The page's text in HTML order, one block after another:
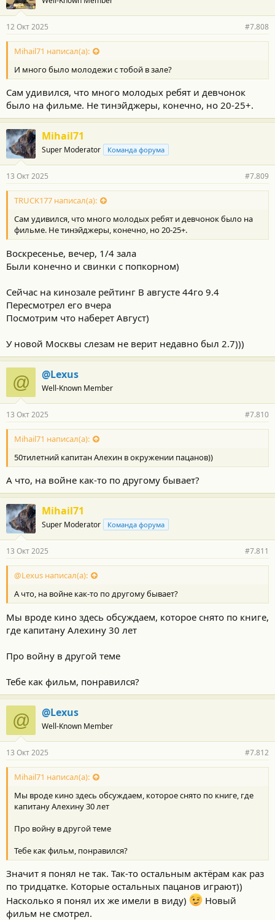
12 Окт 2025 #7.808
Mihail71 написал(а):
И много было молодежи с тобой в зале?
Сам удивился, что много молодых ребят и девчонок
было на фильме. Не тинэйджеры, конечно, но 20-25+.
Mihail71
Super Moderator Команда форума
13 Окт 2025 #7.809
TRUCK177 написал(а):
Сам удивился, что много молодых ребят и девчонок было на
фильме. Не тинэйджеры, конечно, но 20-25+.
Воскресенье, вечер, 1/4 зала
Были конечно и свинки с попкорном)
Сейчас на кинозале рейтинг В августе 44го 9.4
Пересмотрел его вчера
Посмотрим что наберет Август)
У новой Москвы слезам не верит недавно был 2.7)))
@ @Lexus
Well-Known Member
13 Окт 2025 #7.810
Mihail71 написал(а):
50тилетний капитан Алехин в окружении пацанов))
А что, на войне как-то по другому бывает?
Mihail71
Super Moderator Команда форума
13 Окт 2025 #7.811
@Lexus написал(а):
А что, на войне как-то по другому бывает?
Мы вроде кино здесь обсуждаем, которое снято по книге,
где капитану Алехину 30 лет
Про войну в другой теме
Тебе как фильм, понравился?
@ @Lexus
Well-Known Member
13 Окт 2025 #7.812
Mihail71 написал(а):
Мы вроде кино здесь обсуждаем, которое снято по книге, где
капитану Алехину 30 лет
Про войну в другой теме
Тебе как фильм, понравился?
Значит я понял не так. Так-то остальным актёрам как раз
по тридцатке. Которые остальных пацанов играют))
Насколько я понял их же имели в виду)
Новый
фильм не смотрел.